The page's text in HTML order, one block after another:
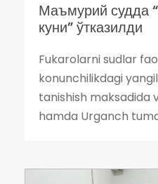
Маъмурий судда
куни” ўтказилди
Fukarolarni sudlar
konunchilikdagi
tanishish maksadida
hamda Urganch